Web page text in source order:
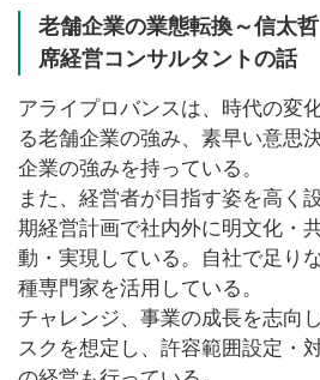
老舗企業の業態転換～信太
席経営コンサルタントの話
アライプロバンスは、時代の変
る老舗企業の強み、素早い意思
企業の強みを持っている。
また、経営者が目指す姿を高く
期経営計画で社内外に明文化・
動・実現している。自社で足り
種専門家を活用している。
チャレンジ、事業の成長を志向
スクを想定し、許容範囲設定・